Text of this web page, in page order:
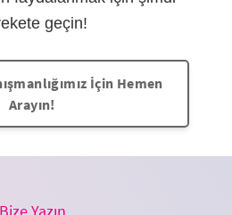
geçin!
İçin Hemen
Arayın!